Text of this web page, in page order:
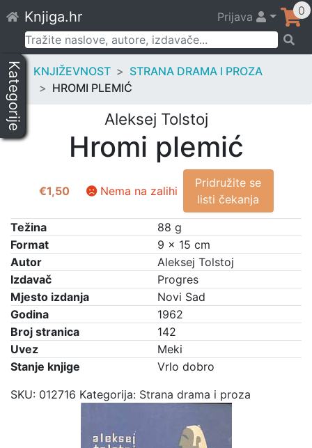
to
content
Knjiga.hr Prijava 0
Pretraži:
Kategorije KNJIŽEVNOST
STRANA DRAMA I PROZA
HROMI PLEMIĆ
Aleksej Tolstoj
Hromi plemić
€1,50 Nema na zalihi
Pridružite se
listi čekanja
Težina
88 g
Format
9 × 15 cm
Autor
Aleksej Tolstoj
Izdavač
Progres
Mjesto izdanja
Novi Sad
Godina
1962
Broj stranica
142
Uvez
Meki
Stanje knjige
Vrlo dobro
SKU: 012716 Kategorija: Strana drama i proza